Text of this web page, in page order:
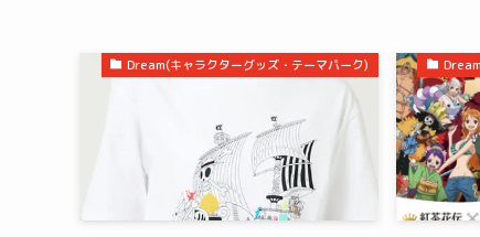
Dream(キャラクターグッズ・テーマパーク)